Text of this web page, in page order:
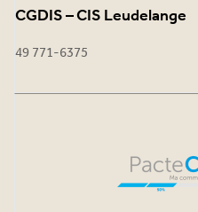
CGDIS – CIS Leudelange
49 771-6375